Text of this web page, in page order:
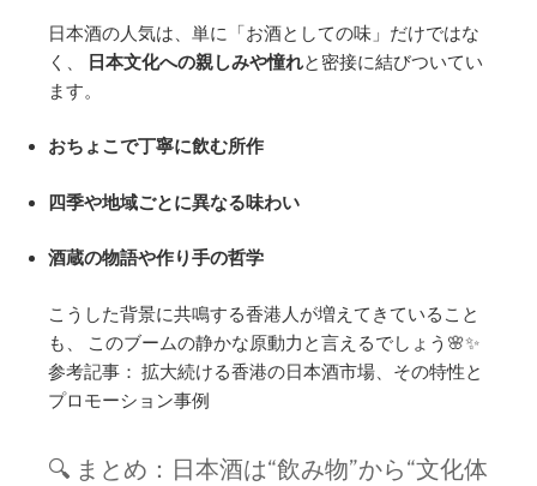
日本酒の人気は、単に「お酒としての味」だけではな
く、
日本文化への親しみや憧れと密接に結びついてい
ます。
おちょこで丁寧に飲む所作
四季や地域ごとに異なる味わい
酒蔵の物語や作り手の哲学
こうした背景に共鳴する香港人が増えてきていること
も、 このブームの静かな原動力と言えるでしょう🌸✨
参考記事： 拡大続ける香港の日本酒市場、その特性と
プロモーション事例
🔍 まとめ：日本酒は“飲み物”から“文化体